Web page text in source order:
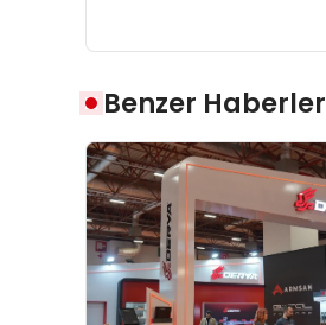
Benzer Haberler